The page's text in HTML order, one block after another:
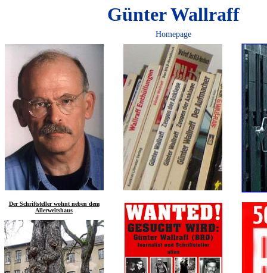
Günter Wallraff
Homepage
Der Schriftsteller wohnt neben dem
Allerweltshaus